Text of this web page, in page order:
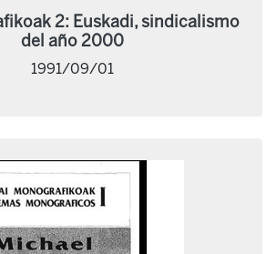
2: Euskadi, sindicalismo
del año 2000
1991/09/01